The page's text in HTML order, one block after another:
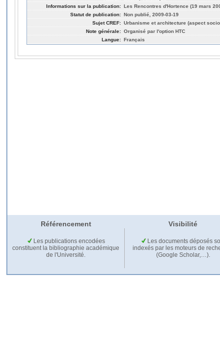
Informations sur la publication: Les Rencontres d'Hortence (19 mars
Statut de publication: Non publié, 2009-03-19
Sujet CREF: Urbanisme et architecture (aspect
Note générale: Organisé par l'option HTC
Langue: Français
Référencement Visibilité
Les publications encodées
constituent la bibliographie académique
de l'Université.
Les documents déposés
indexés par les moteurs de
(Google Scholar,…).